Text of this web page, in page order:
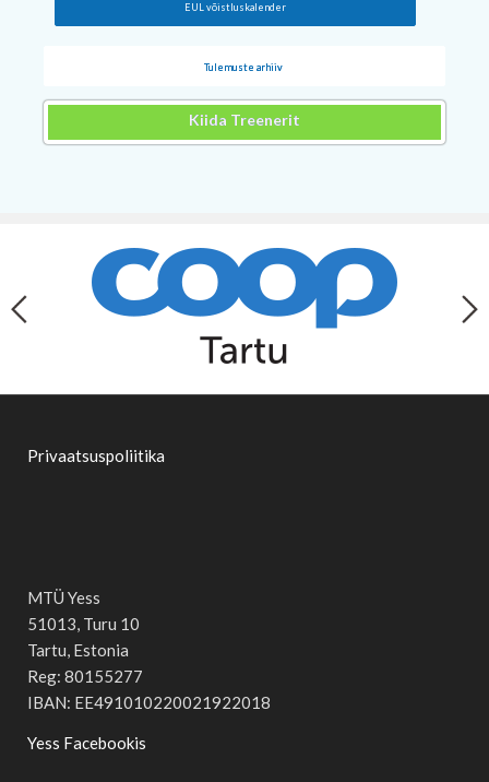
EUL võistluskalender
Tulemuste arhiiv
Kiida Treenerit
Privaatsuspoliitika
MTÜ Yess
51013, Turu 10
Tartu, Estonia
Reg: 80155277
IBAN: EE491010220021922018
Yess Facebookis